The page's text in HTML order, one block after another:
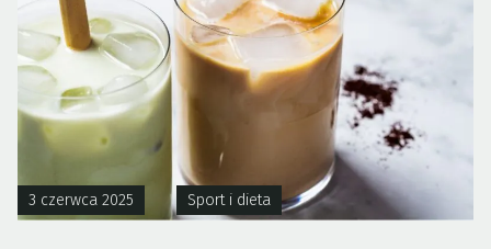
3 czerwca 2025 Sport i dieta